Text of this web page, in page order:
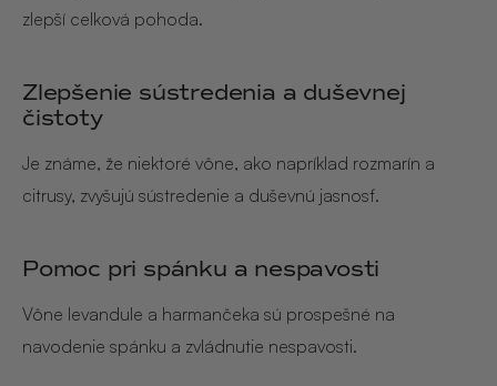
zlepší celková pohoda.
Zlepšenie sústredenia a duševnej
čistoty
Je známe, že niektoré vône, ako napríklad rozmarín a
citrusy, zvyšujú sústredenie a duševnú jasnosť.
Pomoc pri spánku a nespavosti
Vône levandule a harmančeka sú prospešné na
navodenie spánku a zvládnutie nespavosti.